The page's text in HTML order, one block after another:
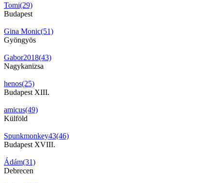
Tomi(29)
Budapest
Gina Monic(51)
Gyöngyös
Gabor2018(43)
Nagykanizsa
henos(25)
Budapest XIII.
amicus(49)
Külföld
Spunkmonkey43(46)
Budapest XVIII.
Ádám(31)
Debrecen